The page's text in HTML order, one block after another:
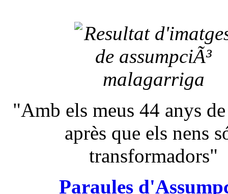
"Amb els meus 44 anys
après que els nens
transformadors"
Paraules